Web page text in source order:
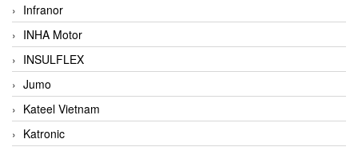
Infranor
INHA Motor
INSULFLEX
Jumo
Kateel Vietnam
Katronic